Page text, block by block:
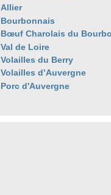
Allier
Bourbonnais
Bœuf Charolais du
Val de Loire
Volailles du Berry
Volailles d’Auvergne
Porc d'Auvergne